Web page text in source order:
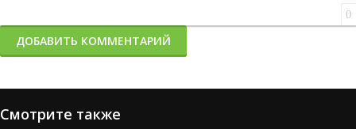
0
ДОБАВИТЬ КОММЕНТАРИЙ
Смотрите также